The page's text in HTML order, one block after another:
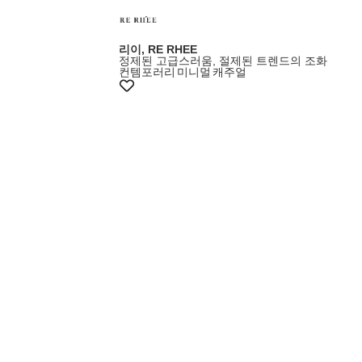
리이, RE RHEE
정제된 고급스러움, 절제된 트렌드의 조화
컨템포러리 미니멀 캐주얼